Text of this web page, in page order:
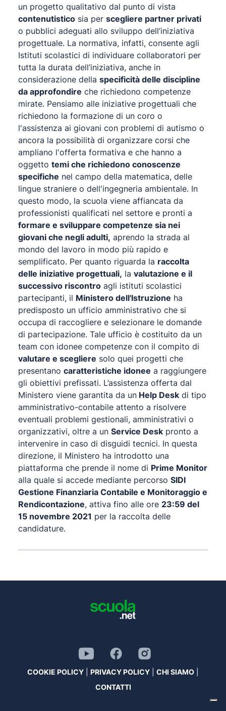
un progetto qualitativo dal punto di vista
contenutistico sia per scegliere partner privati
o pubblici adeguati allo sviluppo dell’iniziativa
progettuale. La normativa, infatti, consente agli
Istituti scolastici di individuare collaboratori per
tutta la durata dell’iniziativa, anche in
considerazione della specificità delle discipline
da approfondire che richiedono competenze
mirate. Pensiamo alle iniziative progettuali che
richiedono la formazione di un coro o
l'assistenza ai giovani con problemi di autismo o
ancora la possibilità di organizzare corsi che
ampliano l'offerta formativa e che hanno a
oggetto temi che richiedono conoscenze
specifiche nel campo della matematica, delle
lingue straniere o dell'ingegneria ambientale. In
questo modo, la scuola viene affiancata da
professionisti qualificati nel settore e pronti a
formare e sviluppare competenze sia nei
giovani che negli adulti, aprendo la strada al
mondo del lavoro in modo più rapido e
semplificato. Per quanto riguarda la raccolta
delle iniziative progettuali, la valutazione e il
successivo riscontro agli istituti scolastici
partecipanti, il Ministero dell'Istruzione ha
predisposto un ufficio amministrativo che si
occupa di raccogliere e selezionare le domande
di partecipazione. Tale ufficio è costituito da un
team con idonee competenze con il compito di
valutare e scegliere solo quei progetti che
presentano caratteristiche idonee a raggiungere
gli obiettivi prefissati. L’assistenza offerta dal
Ministero viene garantita da un Help Desk di tipo
amministrativo-contabile attento a risolvere
eventuali problemi gestionali, amministrativi o
organizzativi, oltre a un Service Desk pronto a
intervenire in caso di disguidi tecnici. In questa
direzione, il Ministero ha introdotto una
piattaforma che prende il nome di Prime Monitor
alla quale si accede mediante percorso SIDI
Gestione Finanziaria Contabile e Monitoraggio e
Rendicontazione, attiva fino alle ore 23:59 del
15 novembre 2021 per la raccolta delle
candidature.
COOKIE POLICY PRIVACY POLICY CHI SIAMO
CONTATTI